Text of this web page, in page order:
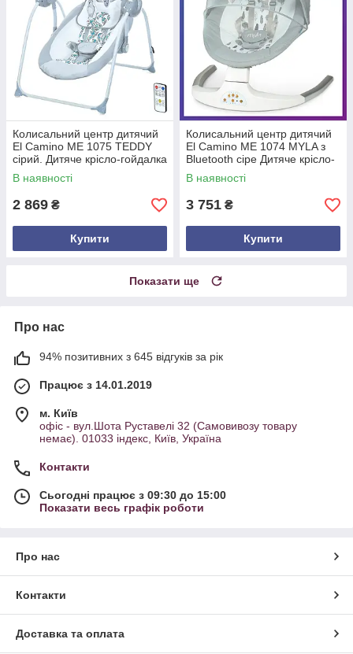
Колисальний центр дитячий
El Camino ME 1075 TEDDY
сірий. Дитяче крісло-гойдалка
з пультом 0 — 12 місяців
В наявності
2 869 ₴
Купити
Колисальний центр дитячий
El Camino ME 1074 MYLA з
Bluetooth сіре Дитяче крісло-
гойдалка 0-12 місяців
В наявності
3 751 ₴
Купити
Показати ще
Про нас
94% позитивних з 645 відгуків за рік
Працює з 14.01.2019
м. Київ
офіс - вул.Шота Руставелі 32 (Самовивозу товару
немає). 01033 індекс, Київ, Україна
Контакти
Сьогодні працює з 09:30 до 15:00
Показати весь графік роботи
Про нас
Контакти
Доставка та оплата